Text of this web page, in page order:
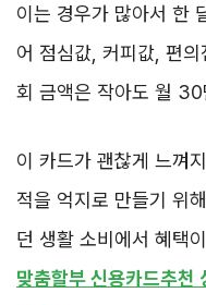
이는 경우가 많아서 한
어 점심값, 커피값, 편
회 금액은 작아도 월
이 카드가 괜찮게 느껴
적을 억지로 만들기 위
던 생활 소비에서 혜택
맞춤할부 신용카드추천